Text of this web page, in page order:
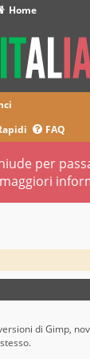
Home
FAQ
per
di Gimp,